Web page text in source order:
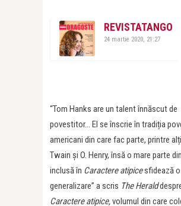
REVISTATANGO
24 martie 2020, 21:27
“Tom Hanks are un talent înnăscut de
povestitor… El se înscrie în tradiția
americani din care fac parte, printre
Twain și O. Henry, însă o mare parte
inclusă în Caractere atipicesfidează
generalizare” a scris The Herald
Caractere atipice,volumul din care